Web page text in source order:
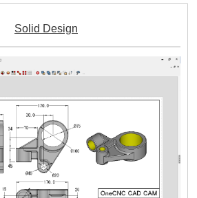
Solid Design